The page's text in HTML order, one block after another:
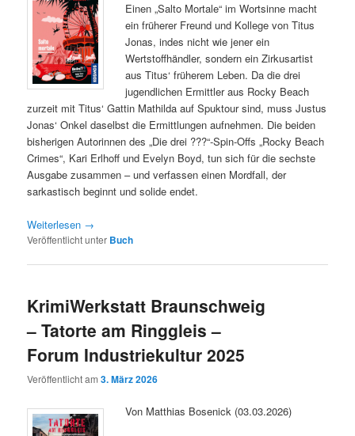
Einen „Salto Mortale“ im Wortsinne macht
ein früherer Freund und Kollege von Titus
Jonas, indes nicht wie jener ein
Wertstoffhändler, sondern ein Zirkusartist
aus Titus‘ früherem Leben. Da die drei
jugendlichen Ermittler aus Rocky Beach
zurzeit mit Titus‘ Gattin Mathilda auf Spuktour sind, muss Justus
Jonas‘ Onkel daselbst die Ermittlungen aufnehmen. Die beiden
bisherigen Autorinnen des „Die drei ???“-Spin-Offs „Rocky Beach
Crimes“, Kari Erlhoff und Evelyn Boyd, tun sich für die sechste
Ausgabe zusammen – und verfassen einen Mordfall, der
sarkastisch beginnt und solide endet.
Weiterlesen →
Veröffentlicht unter Buch
KrimiWerkstatt Braunschweig
– Tatorte am Ringgleis –
Forum Industriekultur 2025
Veröffentlicht am3. März 2026
Von Matthias Bosenick (03.03.2026)